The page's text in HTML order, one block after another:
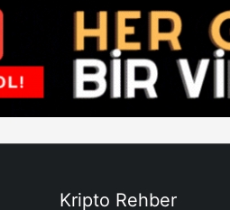
Kripto Rehber